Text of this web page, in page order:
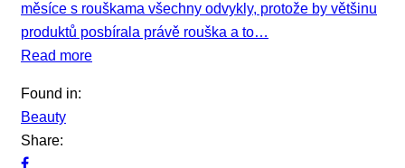
měsíce s rouškama všechny odvykly, protože by většinu
produktů posbírala právě rouška a to…
Read more
Found in:
Beauty
Share: